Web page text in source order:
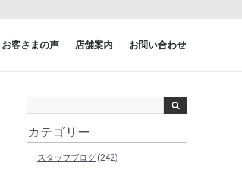
お客さまの声 店舗案内 お問い合わせ
カテゴリー
スタッフブログ(242)